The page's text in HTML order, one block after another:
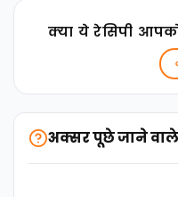
क्‍या ये रेसिपी
अक्सर पूछे जाने